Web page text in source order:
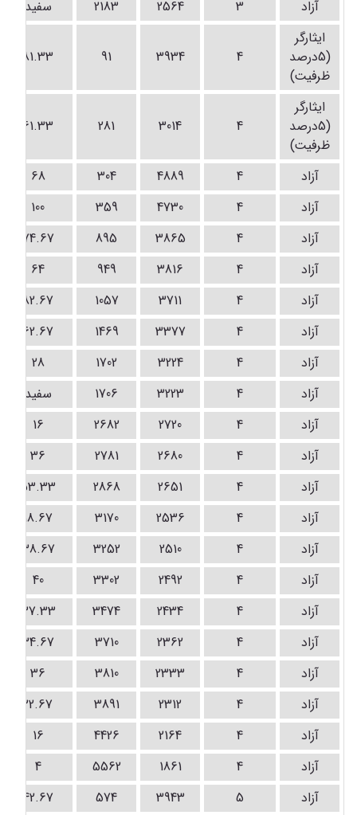
آزاد 3
2564
2183
سفید
ايثارگر
(5درصد
ظرفيت)
4
3934
91
81.33
ايثارگر
(5درصد
ظرفيت)
4
3014
281
61.33
آزاد 4
4889
304
68
آزاد
4
4730
359
100
آزاد
4
3865
895
74.67
آزاد
4
3816
949
64
آزاد
4
3711
1057
82.67
آزاد
4
3377
1469
62.67
آزاد
4
3224
1702
28
آزاد
4
3223
1706
سفید
آزاد
4
2720
2682
16
آزاد
4
2680
2781
36
آزاد
4
2651
2868
53.33
آزاد
4
2536
3170
18.67
آزاد
4
2510
3252
38.67
آزاد
4
2492
3302
40
آزاد
4
2434
3474
37.33
آزاد
4
2362
3710
34.67
آزاد
4
2333
3810
36
آزاد
4
2312
3891
22.67
آزاد
4
2164
4426
16
آزاد
4
1861
5562
4
آزاد
5
3943
574
42.67